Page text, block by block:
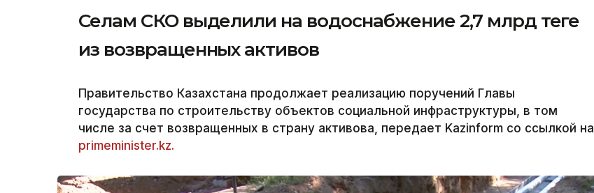
Селам СКО выделили на водоснабжение 2,7 млрд теңге
из возвращенных активов
Правительство Казахстана продолжает реализацию поручений Главы
государства по строительству объектов социальной инфраструктуры, в том
числе за счет возвращенных в страну активова, передает Kazinform со ссылкой на
primeminister.kz.